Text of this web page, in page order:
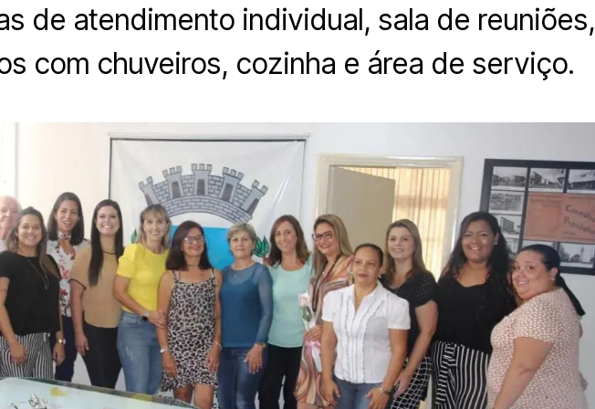
de atendimento individual, sala de reuniões,
com chuveiros, cozinha e área de serviço.